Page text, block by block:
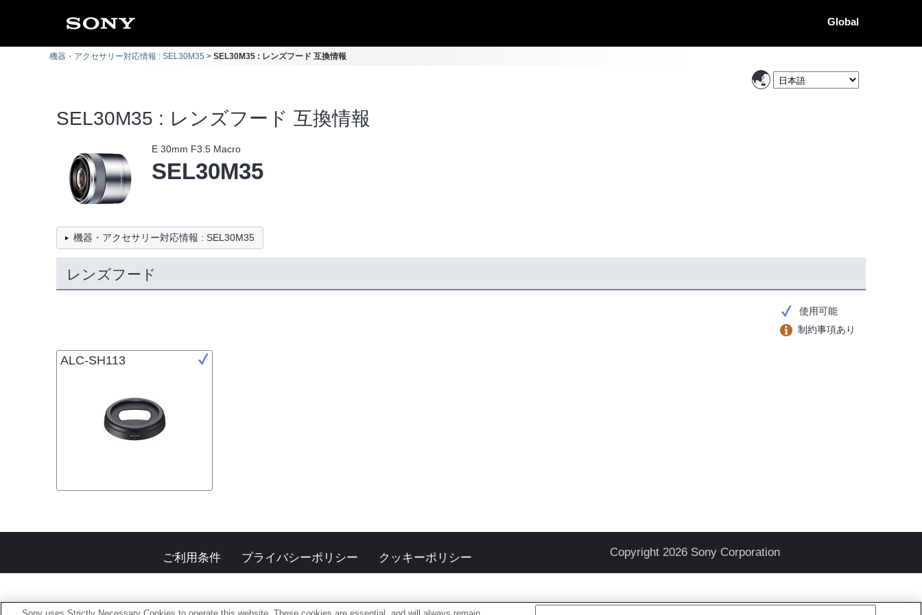
Global
機器・アクセサリー対応情報 : SEL30M35 SEL30M35 : レンズフード 互換情報
SEL30M35 : レンズフード 互換情報
E 30mm F3.5 Macro
SEL30M35
機器・アクセサリー対応情報 : SEL30M35
レンズフード
使用可能
制約事項あり
ALC-SH113
ご利用条件 プライバシーポリシー クッキーポリシー Copyright 2026 Sony Corporation